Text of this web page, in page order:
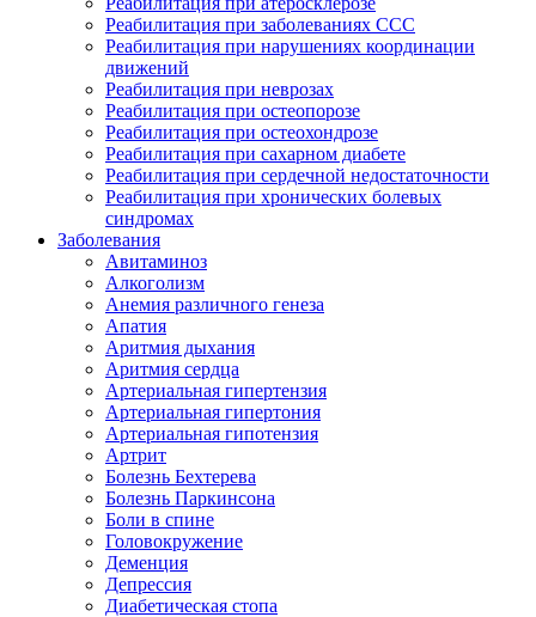
Реабилитация при заболеваниях ССС
Реабилитация при нарушениях координации
движений
Реабилитация при неврозах
Реабилитация при остеопорозе
Реабилитация при остеохондрозе
Реабилитация при сахарном диабете
Реабилитация при сердечной недостаточности
Реабилитация при хронических болевых
синдромах
Заболевания
Авитаминоз
Алкоголизм
Анемия различного генеза
Апатия
Аритмия дыхания
Аритмия сердца
Артериальная гипертензия
Артериальная гипертония
Артериальная гипотензия
Артрит
Болезнь Бехтерева
Болезнь Паркинсона
Боли в спине
Головокружение
Деменция
Депрессия
Диабетическая стопа